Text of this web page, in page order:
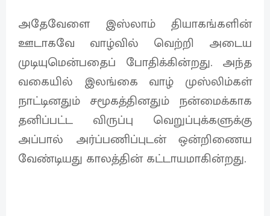
அதேவேளை இஸ்லாம் தியாகங்களின்
ஊடாகவே வாழ்வில் வெற்றி அடைய
முடியுமென்பதைப் போதிக்கின்றது. அந்த
வகையில் இலங்கை வாழ் முஸ்லிம்கள்
நாட்டினதும் சமூகத்தினதும் நன்மைக்காக
தனிப்பட்ட விருப்பு வெறுப்புக்களுக்கு
அப்பால் அர்ப்பணிப்புடன் ஒன்றிணைய
வேண்டியது காலத்தின் கட்டாயமாகின்றது.